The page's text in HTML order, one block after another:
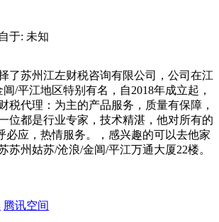
于: 未知
了苏州江左财税咨询有限公司，公司在江
/平江地区特别有名，自2018年成立起，
税代理：为主的产品服务，质量有保障，
位都是行业专家，技术精湛，他对所有的
必应，热情服务。，感兴趣的可以去他家
苏州姑苏/沧浪/金阊/平江万通大厦22楼。
腾讯空间